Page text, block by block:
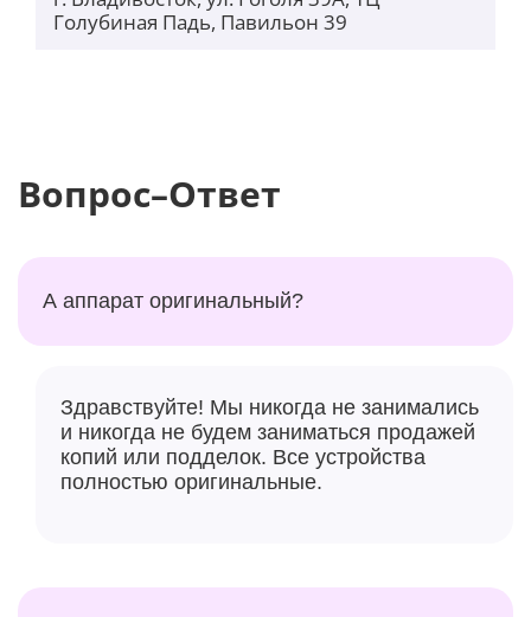
Голубиная Падь, Павильон 39
Вопрос–Ответ
А аппарат оригинальный?
Здравствуйте! Мы никогда не занимались
и никогда не будем заниматься продажей
копий или подделок. Все устройства
полностью оригинальные.